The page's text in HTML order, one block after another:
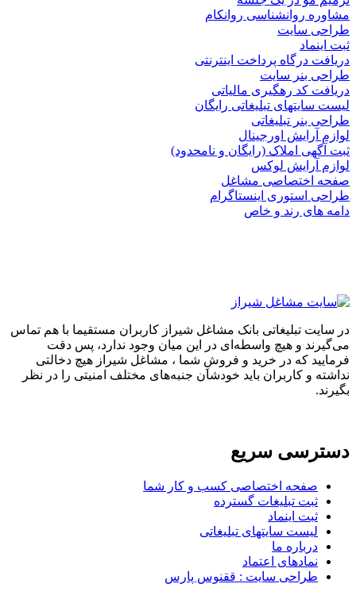
مشاوره روانشناسی روانکام
طراحی سایت
ثبت اینماد
دریافت درگاه پرداخت اینترنتی
طراحی بنر سایت
دریافت کد رهگیری مالیاتی
لیست سایتهای تبلیغاتی رایگان
طراحی بنر تبلیغاتی
لوازم آرایش اورجینال
ثبت آگهی املاک (رایگان و نامحدود)
لوازم آرایش لوکس
صفحه اختصاصی مشاغل
طراحی استوری اینستاگرام
دامه های رند و خاص
در سایت تبلیغاتی بانک مشاغل شیراز کاربران مستقیما با هم تماس
می‌گیرند و هیچ واسطه‌ای در این میان وجود ندارد، پس دقت
فرمایید که در خرید و فروشِ شما ، مشاغل شیراز هیچ دخالتی
نداشته و کاربران باید خودشان جنبه‌های مختلف امنیتی را در نظر
بگیرند.
دسترسی سریع
صفحه اختصاصی کسب و کار شما
ثبت تبلیغات گسترده
ثبت اینماد
لیست سایتهای تبلیغاتی
درباره ما
نمادهای اعتماد
طراحی سایت : ققنوس پارس